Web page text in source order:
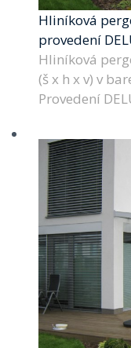
Hliníková
provedení
Hliníková
(š x h x v) v
Provedení